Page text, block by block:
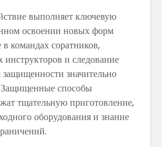
выполняет ключевую
освоении новых форм
командах соратников,
и следование
значительно
способы
тщательную приготовление,
оборудования и знание